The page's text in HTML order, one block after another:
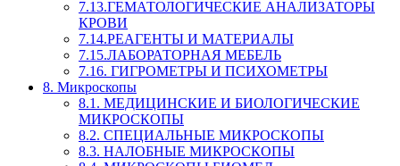
7.13.ГЕМАТОЛОГИЧЕСКИЕ АНАЛИЗАТОРЫ
КРОВИ
7.14.РЕАГЕНТЫ И МАТЕРИАЛЫ
7.15.ЛАБОРАТОРНАЯ МЕБЕЛЬ
7.16. ГИГРОМЕТРЫ И ПСИХОМЕТРЫ
8. Микроскопы
8.1. МЕДИЦИНСКИЕ И БИОЛОГИЧЕСКИЕ
МИКРОСКОПЫ
8.2. СПЕЦИАЛЬНЫЕ МИКРОСКОПЫ
8.3. НАЛОБНЫЕ МИКРОСКОПЫ